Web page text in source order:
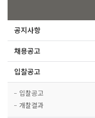
공지사항
채용공고
입찰공고
입찰공고
개찰결과